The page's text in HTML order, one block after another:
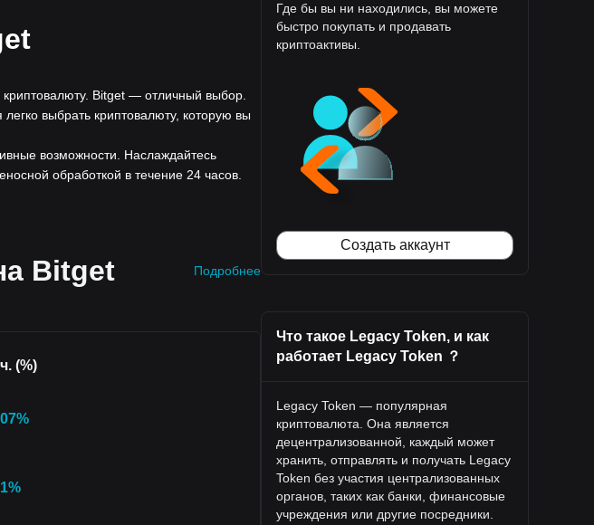
Bitget — отличный выбор.
выбрать криптовалюту, которую вы
возможности. Наслаждайтесь
обработкой в течение 24 часов.
Bitget Подробнее
(%)
%
%
Где бы вы ни находились, вы можете
быстро покупать и продавать
криптоактивы.
Создать аккаунт
Что такое Legacy Token, и как
работает Legacy Token ？
Legacy Token — популярная
криптовалюта. Она является
децентрализованной, каждый может
хранить, отправлять и получать Legacy
Token без участия централизованных
органов, таких как банки, финансовые
учреждения или другие посредники.